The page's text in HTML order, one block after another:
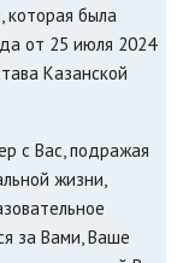
которая была
от 25 июля 2024
Казанской
с Вас, подражая
жизни,
за Вами, Ваше